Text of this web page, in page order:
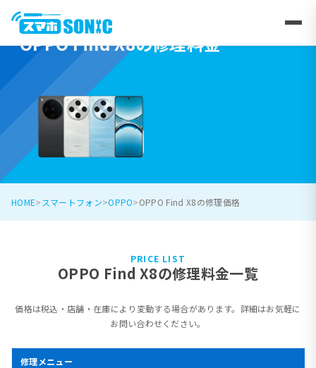
OPPO Find X8の修理料金
HOME スマートフォン OPPO OPPO Find X8の修理価格
PRICE LIST
OPPO Find X8の修理料金一覧
価格は税込・店舗・在庫により変動する場合があります。詳細はお気軽に
お問い合わせください。
修理メニュー